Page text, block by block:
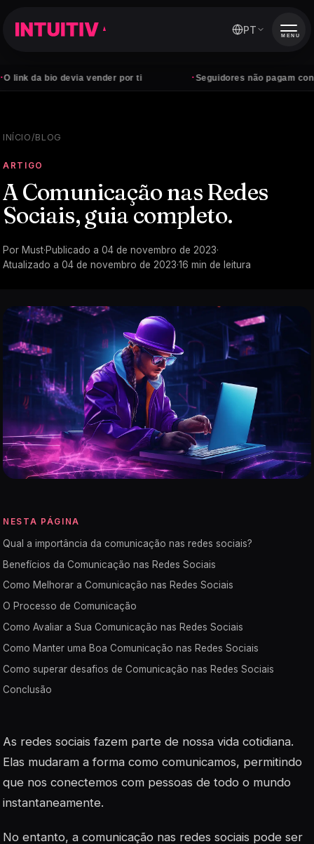
devia vender por ti Seguidores não pagam contas —
PT MENU
INÍCIO/BLOG
ARTIGO
A Comunicação nas Redes
Sociais, guia completo.
Por Must·Publicado a 04 de novembro de 2023·
Atualizado a 04 de novembro de 2023·16 min de leitura
NESTA PÁGINA
Qual a importância da comunicação nas redes sociais?
Benefícios da Comunicação nas Redes Sociais
Como Melhorar a Comunicação nas Redes Sociais
O Processo de Comunicação
Como Avaliar a Sua Comunicação nas Redes Sociais
Como Manter uma Boa Comunicação nas Redes Sociais
Como superar desafios de Comunicação nas Redes Sociais
Conclusão
As redes sociais fazem parte de nossa vida cotidiana.
Elas mudaram a forma como comunicamos, permitindo
que nos conectemos com pessoas de todo o mundo
instantaneamente.
No entanto, a comunicação nas redes sociais pode ser